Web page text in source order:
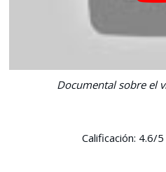
Documental sobre el
Calificación: 4.6/